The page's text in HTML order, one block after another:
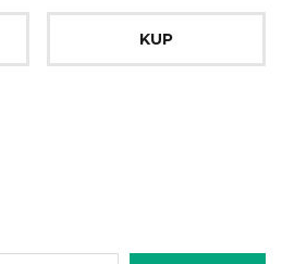
KUP